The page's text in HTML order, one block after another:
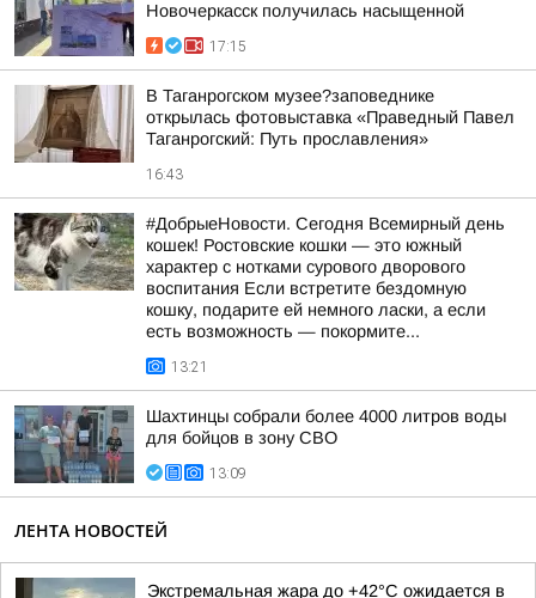
Новочеркасск получилась насыщенной
17:15
В Таганрогском музее?заповеднике
открылась фотовыставка «Праведный Павел
Таганрогский: Путь прославления»
16:43
#ДобрыеНовости. Сегодня Всемирный день
кошек! Ростовские кошки — это южный
характер с нотками сурового дворового
воспитания Если встретите бездомную
кошку, подарите ей немного ласки, а если
есть возможность — покормите...
13:21
Шахтинцы собрали более 4000 литров воды
для бойцов в зону СВО
13:09
ЛЕНТА НОВОСТЕЙ
Экстремальная жара до +42°C ожидается в